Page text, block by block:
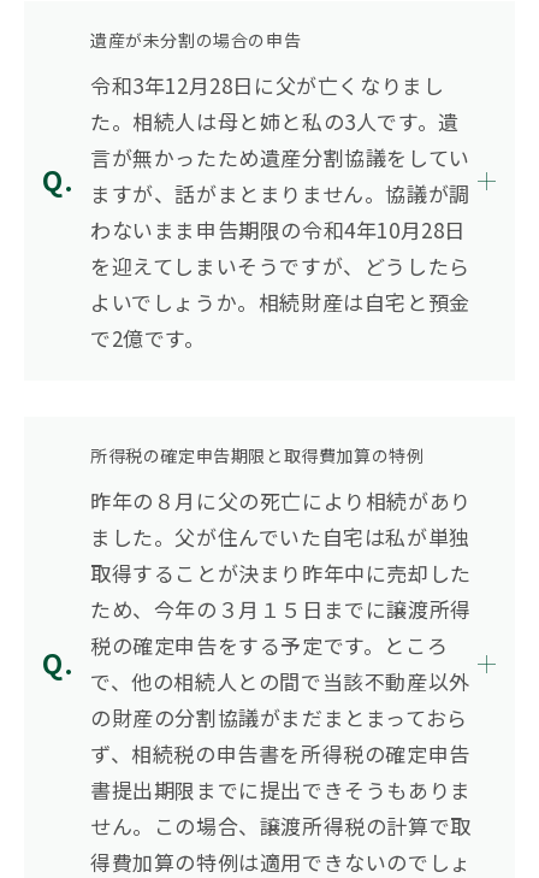
遺産が未分割の場合の申告
令和3年12月28日に父が亡くなりまし
た。相続人は母と姉と私の3人です。遺
言が無かったため遺産分割協議をしてい
ますが、話がまとまりません。協議が調
わないまま申告期限の令和4年10月28日
を迎えてしまいそうですが、どうしたら
よいでしょうか。相続財産は自宅と預金
で2億です。
所得税の確定申告期限と取得費加算の特例
昨年の８月に父の死亡により相続があり
ました。父が住んでいた自宅は私が単独
取得することが決まり昨年中に売却した
ため、今年の３月１５日までに譲渡所得
税の確定申告をする予定です。ところ
で、他の相続人との間で当該不動産以外
の財産の分割協議がまだまとまっておら
ず、相続税の申告書を所得税の確定申告
書提出期限までに提出できそうもありま
せん。この場合、譲渡所得税の計算で取
得費加算の特例は適用できないのでしょ